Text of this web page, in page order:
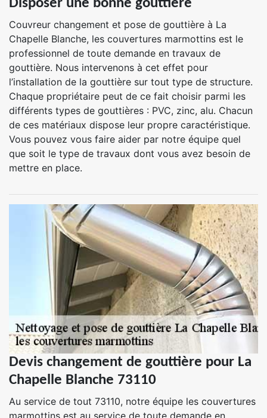
Disposer une bonne gouttière
Couvreur changement et pose de gouttière à La
Chapelle Blanche, les couvertures marmottins est le
professionnel de toute demande en travaux de
gouttière. Nous intervenons à cet effet pour
l’installation de la gouttière sur tout type de structure.
Chaque propriétaire peut de ce fait choisir parmi les
différents types de gouttières : PVC, zinc, alu. Chacun
de ces matériaux dispose leur propre caractéristique.
Vous pouvez vous faire aider par notre équipe quel
que soit le type de travaux dont vous avez besoin de
mettre en place.
Devis changement de gouttière pour La
Chapelle Blanche 73110
Au service de tout 73110, notre équipe les couvertures
marmottins est au service de toute demande en